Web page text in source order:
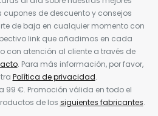
cupones de descuento y consejos
de baja en cualquier momento con
link que añadimos en cada
con atención al cliente a través de
. Para más información, por favor,
Política de privacidad.
99 €. Promoción válida en todo el
de los siguientes fabricantes.